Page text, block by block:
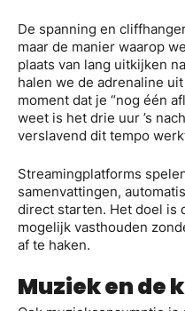
De spanning en
maar de manier waarop
plaats van lang uitkijken
halen we de adrenaline
moment dat je “nog één
weet is het drie uur ’s
verslavend dit tempo
Streamingplatforms
samenvattingen,
direct starten. Het doel is
mogelijk vasthouden
af te haken.
Muziek en de